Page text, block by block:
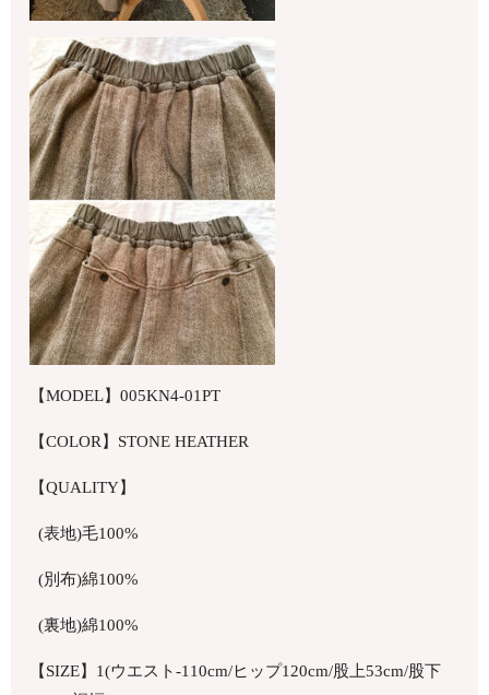
【MODEL】005KN4-01PT
【COLOR】STONE HEATHER
【QUALITY】
(表地)毛100%
(別布)綿100%
(裏地)綿100%
【SIZE】1(ウエスト-110cm/ヒップ120cm/股上53cm/股下